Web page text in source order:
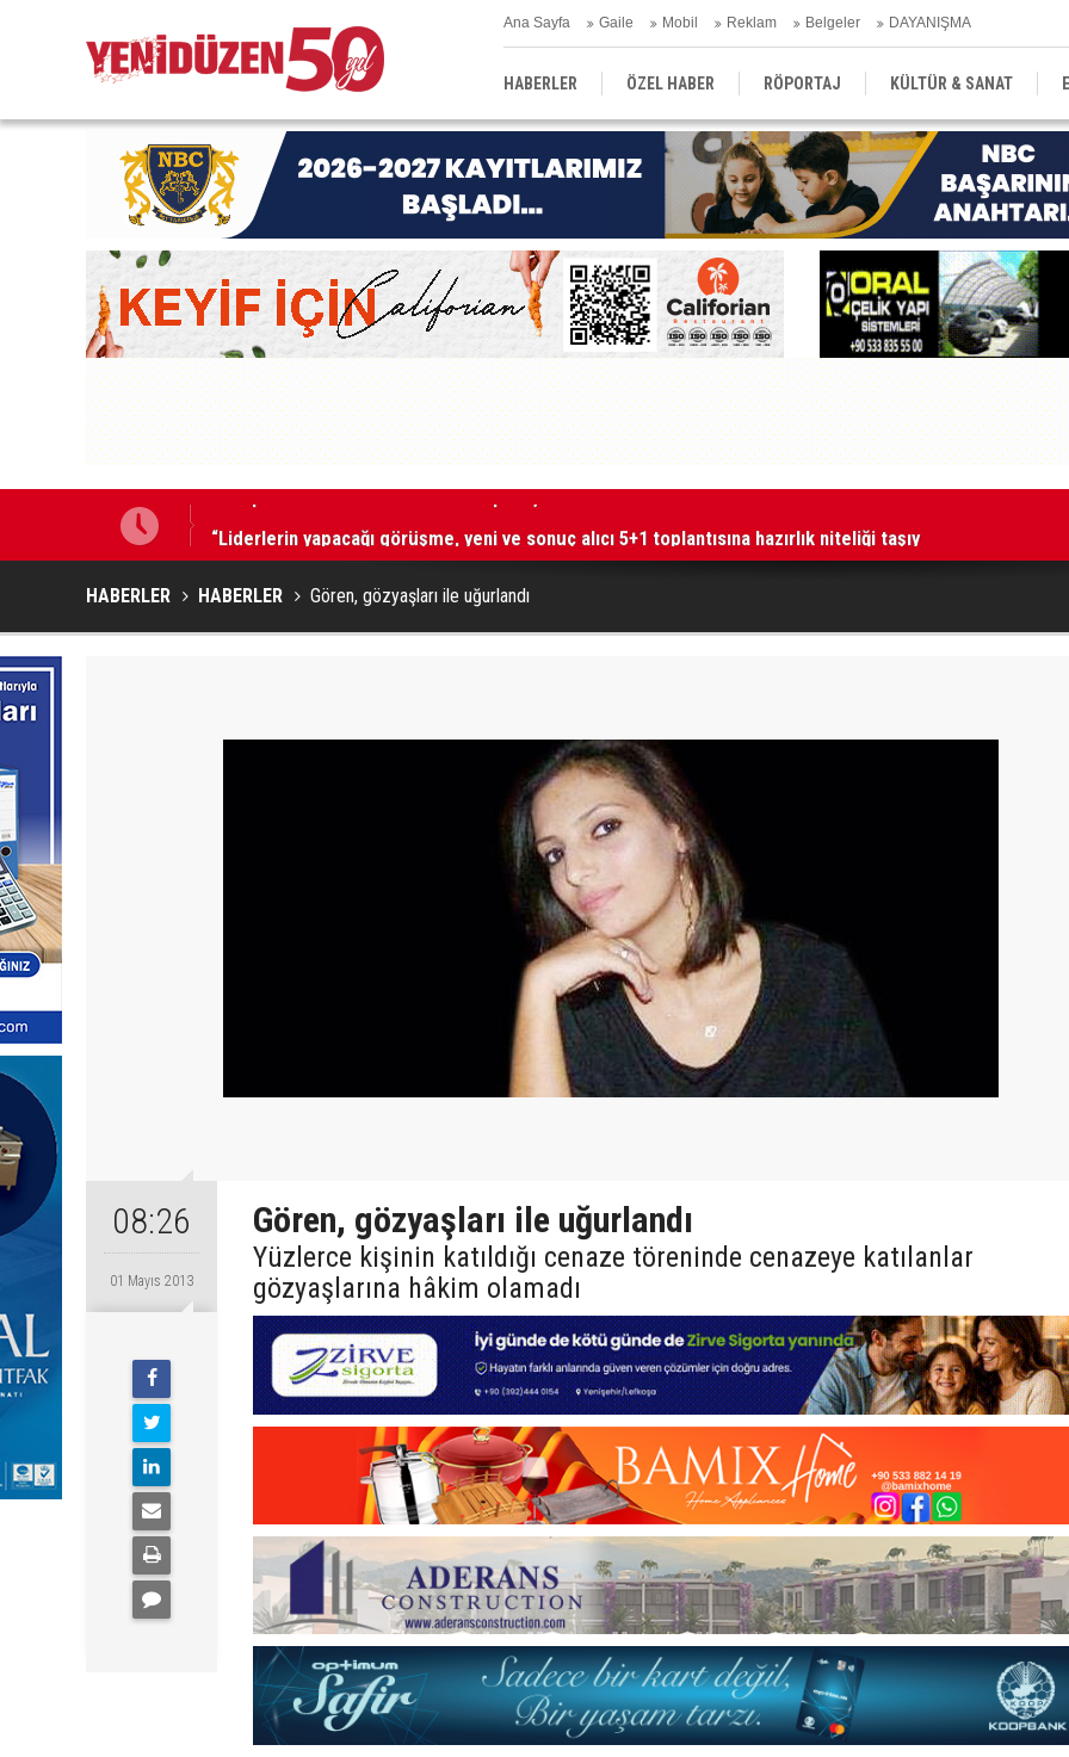
Ana Sayfa Gaile Mobil Reklam Belgeler DAYANIŞMA
HABERLER ÖZEL HABER RÖPORTAJ KÜLTÜR & SANAT
EĞİTİM YEREL YÖNETİM DERGİLER SEKTÖR
“Liderlerin yapacağı görüşme, yeni ve sonuç alıcı 5+1 toplantısına hazırlık niteliği taşıyor”
HABERLER HABERLER Gören, gözyaşları ile uğurlandı
08:26
01 Mayıs 2013
Gören, gözyaşları ile uğurlandı
Yüzlerce kişinin katıldığı cenaze töreninde cenazeye katılanlar
gözyaşlarına hâkim olamadı